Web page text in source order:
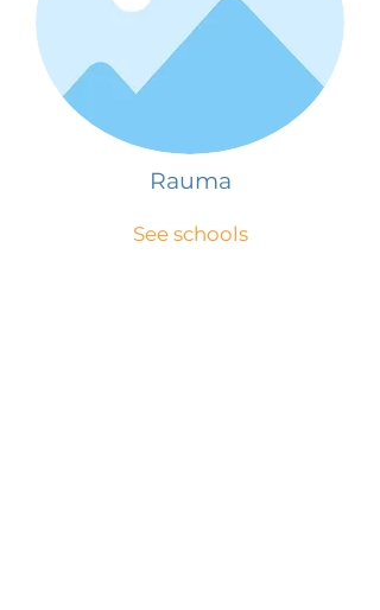
Rauma
See schools